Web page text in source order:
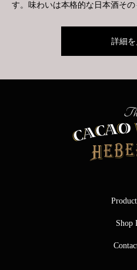
す。味わいは本格的な日本酒その
詳細
Shop